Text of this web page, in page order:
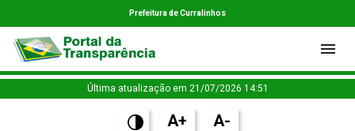
Prefeitura de Curralinhos
Última atualização em 21/07/2026 14:51
A+ A-